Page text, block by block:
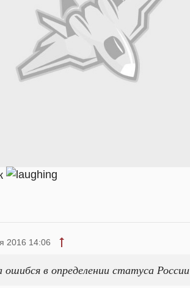
2016 14:06
в определении статуса России